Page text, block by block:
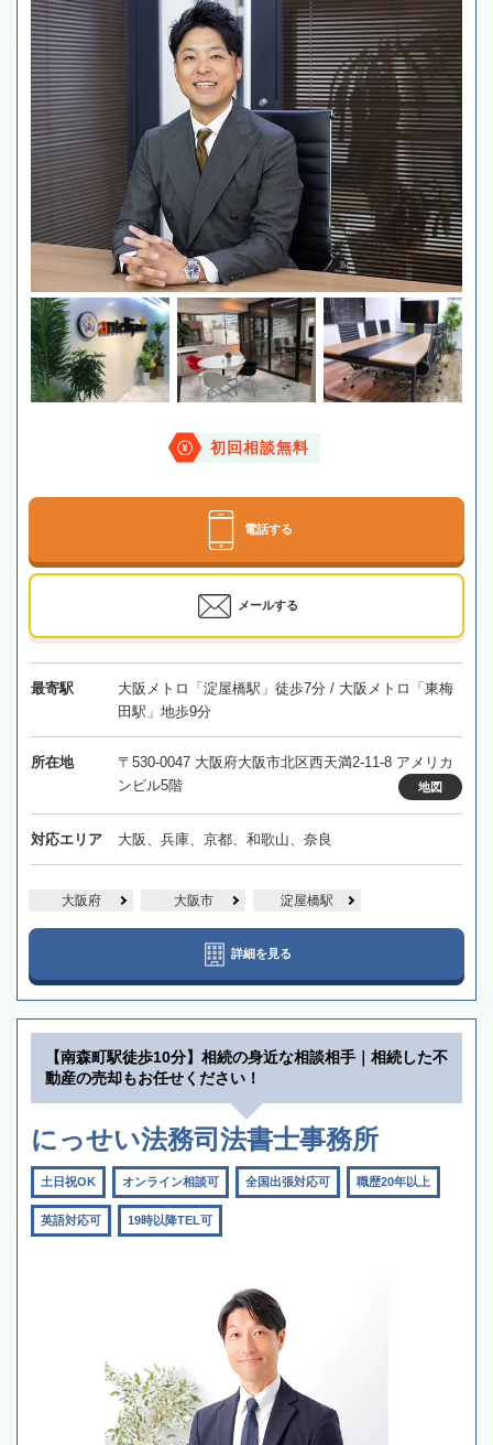
初回相談無料
電話する
メールする
最寄駅
大阪メトロ「淀屋橋駅」徒歩7分 / 大阪メトロ「東梅
田駅」地歩9分
所在地
〒530-0047 大阪府大阪市北区西天満2-11-8 アメリカ
ンビル5階
地図
対応エリア 大阪、兵庫、京都、和歌山、奈良
大阪府 大阪市 淀屋橋駅
詳細を見る
【南森町駅徒歩10分】相続の身近な相談相手｜相続した不
動産の売却もお任せください！
にっせい法務司法書士事務所
土日祝OK オンライン相談可 全国出張対応可 職歴20年以上
英語対応可 19時以降TEL可